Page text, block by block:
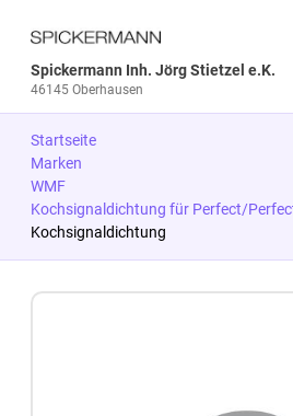
Spickermann Inh. Jörg Stietzel e.K.
46145 Oberhausen
Startseite
Marken
WMF
Kochsignaldichtung für Perfect/
Kochsignaldichtung